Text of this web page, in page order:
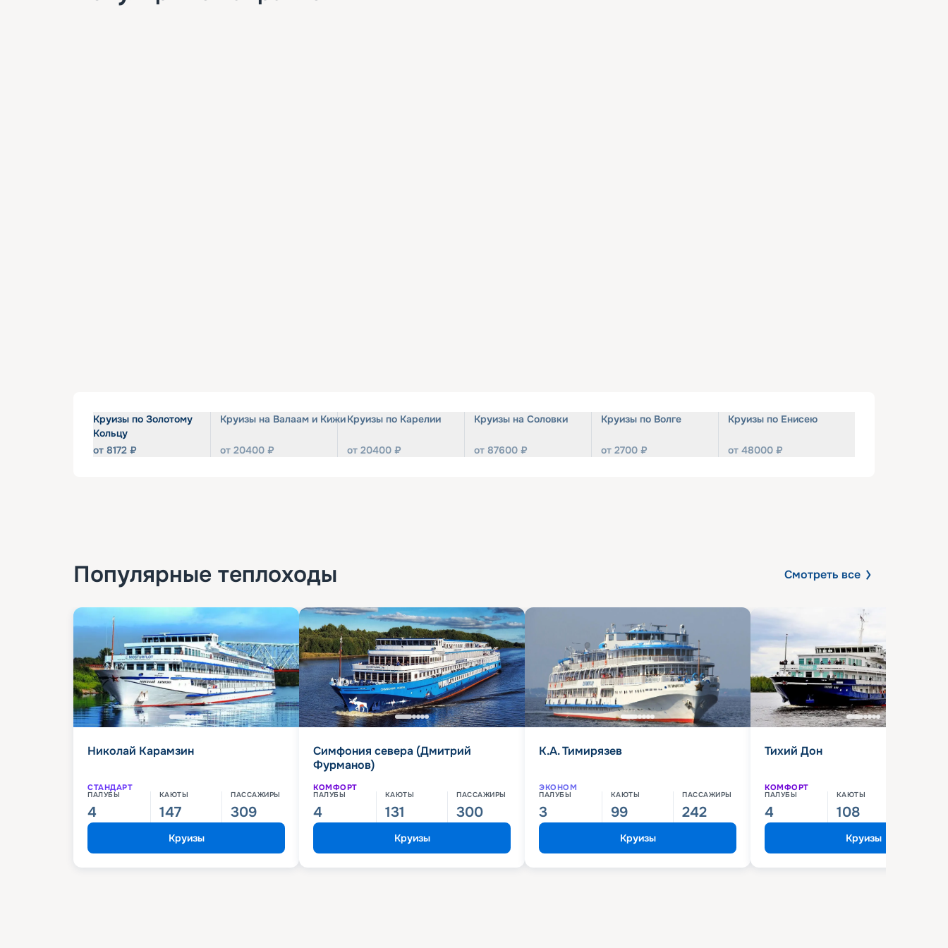
Круизы по Золотому
Кольцу
от 8172 ₽
Круизы на Валаам и Кижи
от 20400 ₽
Круизы по Карелии
от 20400 ₽
Круизы на Соловки
от 87600 ₽
Круизы по Волге
от 2700 ₽
Круизы по Енисею
от 48000 ₽
Популярные теплоходы Смотреть все
Николай Карамзин
СТАНДАРТ
ПАЛУБЫ
4
КАЮТЫ
147
ПАССАЖИРЫ
309
Круизы
Симфония севера (Дмитрий
Фурманов)
КОМФОРТ
ПАЛУБЫ
4
КАЮТЫ
131
ПАССАЖИРЫ
300
Круизы
К.А. Тимирязев
ЭКОНОМ
ПАЛУБЫ
3
КАЮТЫ
99
ПАССАЖИРЫ
242
Круизы
Тихий Дон
КОМФОРТ
ПАЛУБЫ
4
КАЮТЫ
108
Круизы